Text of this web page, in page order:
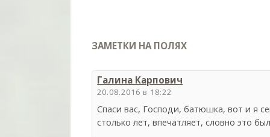
ЗАМЕТКИ НА ПОЛЯХ
Галина Карпович
20.08.2016 в 18:22
Спаси вас, Господи, батюшка, вот и я
столько лет, впечатляет, словно это